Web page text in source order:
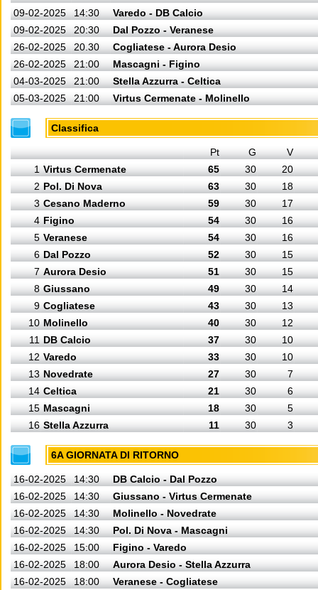
09-02-2025
14:30
Varedo - DB Calcio
09-02-2025
20:30
Dal Pozzo - Veranese
26-02-2025
20.30
Cogliatese - Aurora Desio
26-02-2025
21:00
Mascagni - Figino
04-03-2025
21:00
Stella Azzurra - Celtica
05-03-2025
21:00 Virtus Cermenate - Molinello
Classifica
Pt G
V
1 Virtus Cermenate 65 30
20
2 Pol. Di Nova 63 30
18
3 Cesano Maderno 59 30
17
4 Figino 54 30
16
5 Veranese 54 30
16
6 Dal Pozzo 52 30
15
7 Aurora Desio 51 30
15
8 Giussano 49 30
14
9 Cogliatese 43 30
13
10 Molinello 40 30
12
11 DB Calcio 37 30
10
12 Varedo 33 30
10
13 Novedrate 27 30
7
14 Celtica 21 30
6
15 Mascagni 18 30
5
16 Stella Azzurra 11 30 3
6A GIORNATA DI RITORNO
16-02-2025 14:30
DB Calcio - Dal Pozzo
16-02-2025
14:30
Giussano - Virtus Cermenate
16-02-2025
14:30
Molinello - Novedrate
16-02-2025
14:30
Pol. Di Nova - Mascagni
16-02-2025
15:00
Figino - Varedo
16-02-2025
18:00
Aurora Desio - Stella Azzurra
16-02-2025
18:00
Veranese - Cogliatese